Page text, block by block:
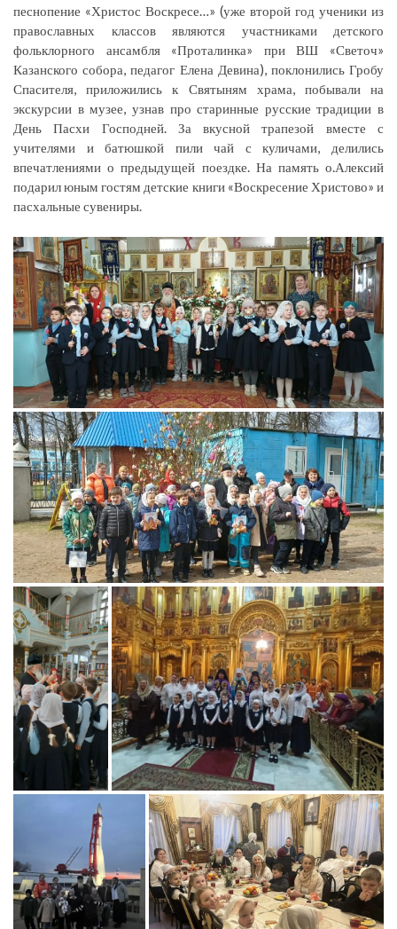
песнопение «Христос Воскресе…» (уже второй год ученики из
православных классов являются участниками детского
фольклорного ансамбля «Проталинка» при ВШ «Светоч»
Казанского собора, педагог Елена Девина), поклонились Гробу
Спасителя, приложились к Святыням храма, побывали на
экскурсии в музее, узнав про старинные русские традиции в
День Пасхи Господней. За вкусной трапезой вместе с
учителями и батюшкой пили чай с куличами, делились
впечатлениями о предыдущей поездке. На память о.Алексий
подарил юным гостям детские книги «Воскресение Христово» и
пасхальные сувениры.